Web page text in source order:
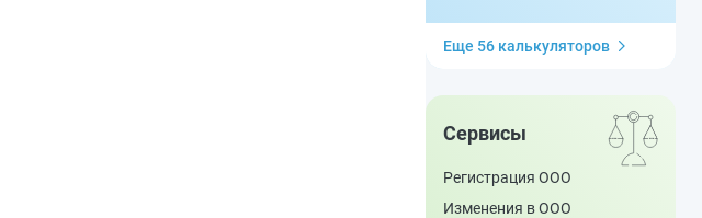
Еще 56 калькуляторов
Сервисы
Регистрация ООО
Изменения в ООО